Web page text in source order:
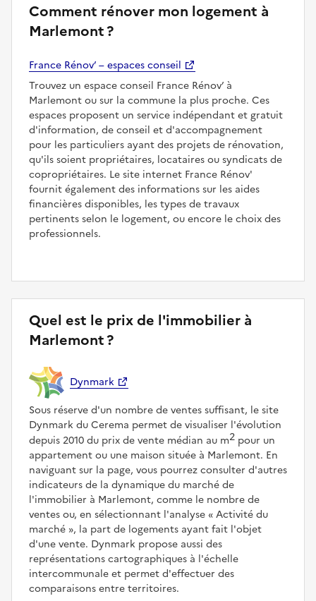
Comment rénover mon logement à
Marlemont ?
France Rénov’ – espaces conseil
Trouvez un espace conseil France Rénov’ à
Marlemont ou sur la commune la plus proche. Ces
espaces proposent un service indépendant et gratuit
d'information, de conseil et d'accompagnement
pour les particuliers ayant des projets de rénovation,
qu'ils soient propriétaires, locataires ou syndicats de
copropriétaires. Le site internet France Rénov'
fournit également des informations sur les aides
financières disponibles, les types de travaux
pertinents selon le logement, ou encore le choix des
professionnels.
Quel est le prix de l'immobilier à
Marlemont ?
Dynmark
Sous réserve d'un nombre de ventes suffisant, le site
Dynmark du Cerema permet de visualiser l'évolution
depuis 2010 du prix de vente médian au m2 pour un
appartement ou une maison située à Marlemont. En
naviguant sur la page, vous pourrez consulter d'autres
indicateurs de la dynamique du marché de
l'immobilier à Marlemont, comme le nombre de
ventes ou, en sélectionnant l'analyse
Activité du
marché , la part de logements ayant fait l'objet
d'une vente. Dynmark propose aussi des
représentations cartographiques à l'échelle
intercommunale et permet d'effectuer des
comparaisons entre territoires.